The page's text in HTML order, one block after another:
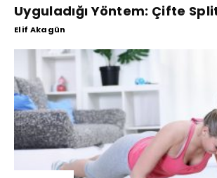
Uyguladığı Yöntem: Çifte
Elif Akagün